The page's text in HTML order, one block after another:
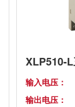
输入电压：
输出电压：